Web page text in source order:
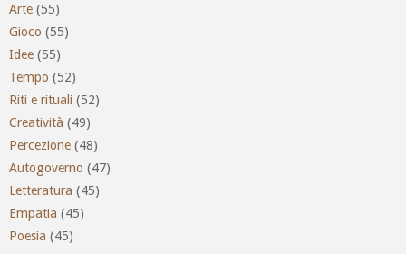
Arte (55)
Gioco (55)
Idee (55)
Tempo (52)
Riti e rituali (52)
Creatività (49)
Percezione (48)
Autogoverno (47)
Letteratura (45)
Empatia (45)
Poesia (45)